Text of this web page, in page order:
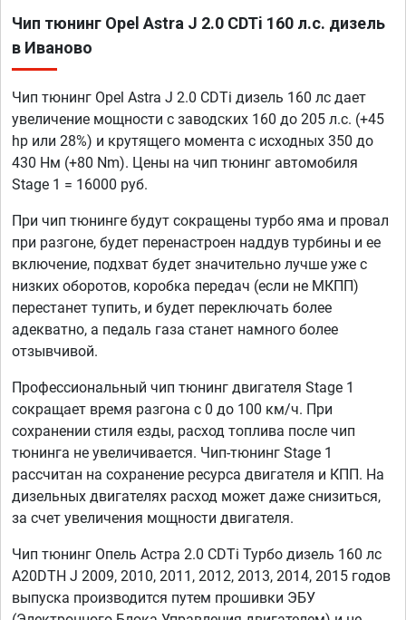
Чип тюнинг Opel Astra J 2.0 CDTi 160 л.с. дизель
в Иваново
Чип тюнинг Opel Astra J 2.0 CDTi дизель 160 лс дает
увеличение мощности с заводских 160 до 205 л.с. (+45
hp или 28%) и крутящего момента с исходных 350 до
430 Нм (+80 Nm). Цены на чип тюнинг автомобиля
Stage 1 = 16000 руб.
При чип тюнинге будут сокращены турбо яма и провал
при разгоне, будет перенастроен наддув турбины и ее
включение, подхват будет значительно лучше уже с
низких оборотов, коробка передач (если не МКПП)
перестанет тупить, и будет переключать более
адекватно, а педаль газа станет намного более
отзывчивой.
Профессиональный чип тюнинг двигателя Stage 1
сокращает время разгона с 0 до 100 км/ч. При
сохранении стиля езды, расход топлива после чип
тюнинга не увеличивается. Чип-тюнинг Stage 1
рассчитан на сохранение ресурса двигателя и КПП. На
дизельных двигателях расход может даже снизиться,
за счет увеличения мощности двигателя.
Чип тюнинг Опель Астра 2.0 CDTi Турбо дизель 160 лс
A20DTH J 2009, 2010, 2011, 2012, 2013, 2014, 2015 годов
выпуска производится путем прошивки ЭБУ